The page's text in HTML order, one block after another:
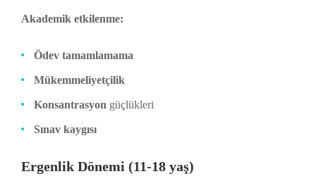
Akademik etkilenme:
Ödev tamamlamama
Mükemmeliyetçilik
Konsantrasyon güçlükleri
Sınav kaygısı
Ergenlik Dönemi (11-18 yaş)